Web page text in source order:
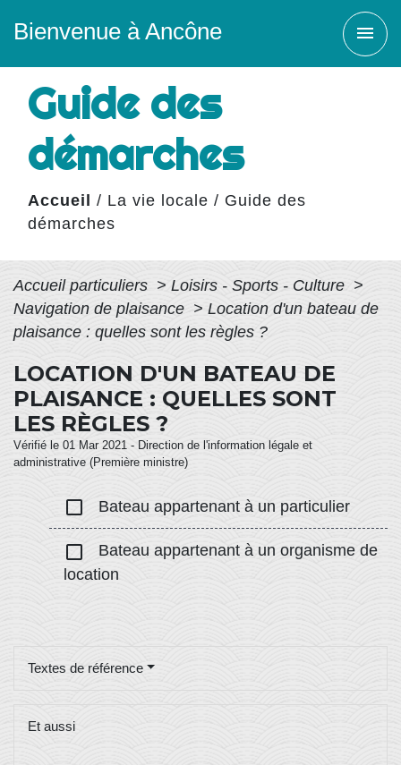
Bienvenue à Ancône menu
Guide des
démarches
Accueil / La vie locale / Guide des
démarches
Accueil particuliers > Loisirs - Sports - Culture >
Navigation de plaisance > Location d'un bateau de
plaisance : quelles sont les règles ?
LOCATION D'UN BATEAU DE
PLAISANCE : QUELLES SONT
LES RÈGLES ?
Vérifié le 01 Mar 2021 - Direction de l'information légale et
administrative (Première ministre)
check_box_outline_blank Bateau appartenant à un particulier
check_box_outline_blank
Bateau appartenant à un organisme de
location
Textes de référence
Et aussi